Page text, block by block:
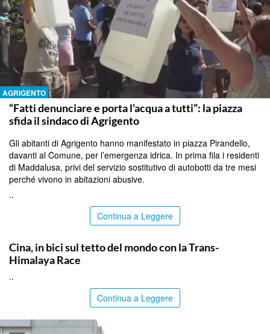
AGRIGENTO
“Fatti denunciare e porta l’acqua a tutti”: la piazza
sfida il sindaco di Agrigento
Gli abitanti di Agrigento hanno manifestato in piazza Pirandello,
davanti al Comune, per l’emergenza idrica. In prima fila i residenti
di Maddalusa, privi del servizio sostitutivo di autobotti da tre mesi
perché vivono in abitazioni abusive.
..
Continua a Leggere
Cina, in bici sul tetto del mondo con la Trans-
Himalaya Race
..
Continua a Leggere